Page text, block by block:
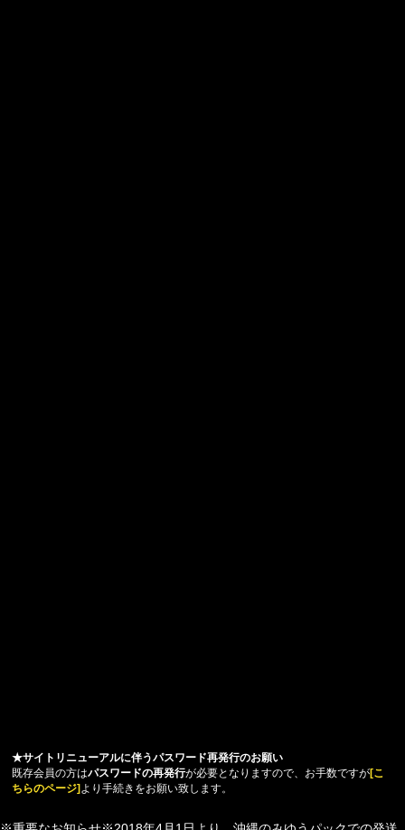
★サイトリニューアルに伴うパスワード再発行のお願い
既存会員の方はパスワードの再発行が必要となりますので、お手数ですが[こ
ちらのページ]より手続きをお願い致します。